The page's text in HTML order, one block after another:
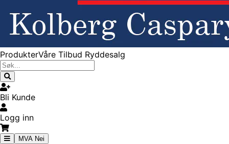
ProdukterVåre Tilbud Ryddesalg
Bli Kunde
Logg inn
MVA Nei